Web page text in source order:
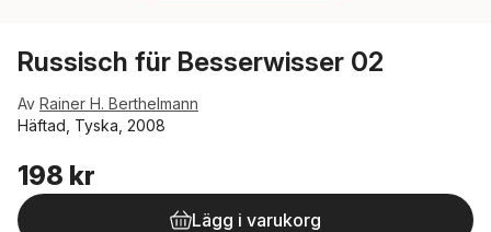
Russisch für Besserwisser 02
Av Rainer H. Berthelmann
Häftad, Tyska, 2008
198 kr
Lägg i varukorg